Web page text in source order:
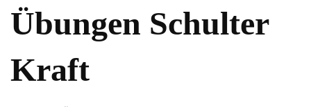
Übungen Schulter
Kraft